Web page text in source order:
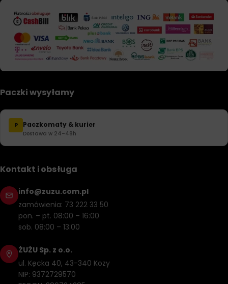
Paczki wysyłamy
P Paczkomaty & kurier
Dostawa w 24–48h
Kontakt i obsługa
info@zuzu.com.pl
zamówienia: 73 222 33 50
pon. – pt. 08:00 – 16:00
sob. 08:00 – 13:00
ŻUŻU Sp. z o.o.
ul. Kęcka 40, 43-340 Kozy
NIP: 9372729570